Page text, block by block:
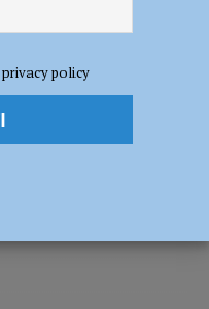
al Milestone il 21 febbraio:
D 2020”
policy